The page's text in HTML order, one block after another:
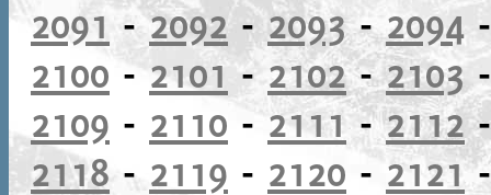
2091 -2092-2093-2094
2100 -2101-2102-2103
2109 - 2110 -2111-2112
2118- 2119 - 2120 - 2121